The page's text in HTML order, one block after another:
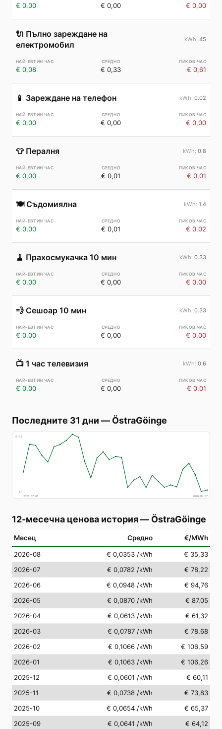
€ 0,00 € 0,00 € 0,00
🔌 Пълно зареждане на
електромобил
45
€ 0,08 € 0,33 € 0,61
📱 Зареждане на телефон 0.02
€ 0,00 € 0,00 € 0,00
👕 Пералня 0.8
€ 0,00 € 0,01 € 0,01
🍽️ Съдомиялна 1.4
€ 0,00 € 0,01 € 0,02
🧹 Прахосмукачка 10 мин 0.33
€ 0,00 € 0,00 € 0,00
💨 Сешоар 10 мин 0.33
€ 0,00 € 0,00 € 0,00
📺 1 час телевизия 0.6
€ 0,00 € 0,00 € 0,01
Последните 31 дни — ÖstraGöinge
€148
€7
2026-07-08
2026-08-07
12-месечна ценова история— ÖstraGöinge
Месец Средно €/MWh
2026-08 € 0,0353 /kWh
€ 35,33
2026-07
€ 0,0782 /kWh
€ 78,22
2026-06
€ 0,0948 /kWh
€ 94,76
2026-05
€ 0,0870 /kWh
€ 87,05
2026-04
€ 0,0613 /kWh
€ 61,32
2026-03
€ 0,0787 /kWh
€ 78,68
2026-02
€ 0,1066 /kWh
€ 106,59
2026-01
€ 0,1063 /kWh
€ 106,26
2025-12
€ 0,0601 /kWh
€ 60,11
2025-11
€ 0,0738 /kWh
€ 73,83
2025-10
€ 0,0654 /kWh
€ 65,37
2025-09
€ 0,0641 /kWh € 64,12